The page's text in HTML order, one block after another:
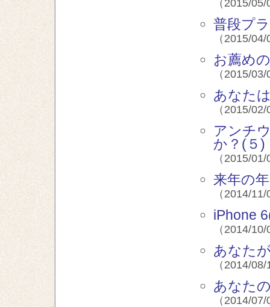
（2015/
普段プ
（2015/
お薦め
（2015/
あなた
（2015/
アンチ
か？(５)
（2015/
来年の
（2014/
iPhone
（2014/
あなた
（2014/
あなた
（2014/